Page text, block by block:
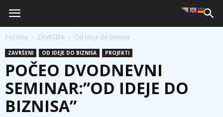
Početna ZAVRŠENI Od ideje do biznisa
ZAVRŠENI OD IDEJE DO BIZNISA PROJEKTI
POČEO DVODNEVNI
SEMINAR:”OD IDEJE DO
BIZNISA”